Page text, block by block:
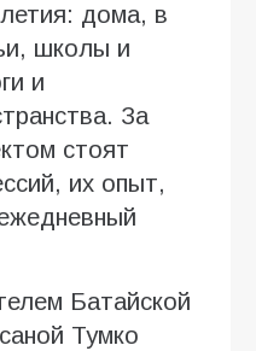
дома, в
школы и
и
За
стоят
их опыт,
Батайской
Тумко